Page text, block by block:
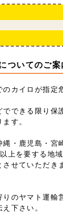
ついてのご案
カイロが指定
できる限り保
す。
・鹿児島・宮
上を要する地
させていただき
のヤマト運輸
下さい。